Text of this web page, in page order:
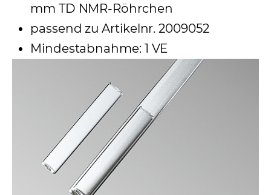
mm TD NMR-Röhrchen
passend zu Artikelnr. 2009052
Mindestabnahme: 1 VE